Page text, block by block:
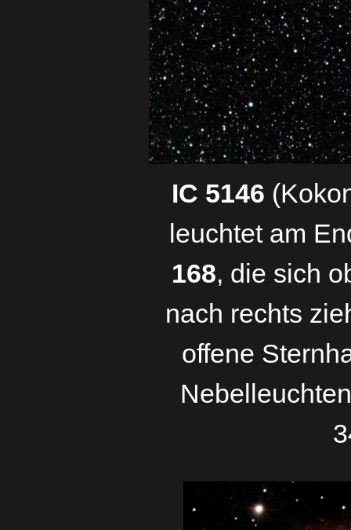
IC 5146
leuchtet am
168, die sich
nach rechts
offene